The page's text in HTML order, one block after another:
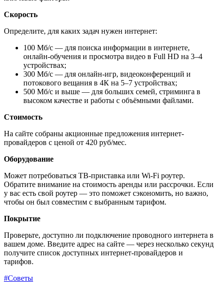
Скорость
Определите, для каких задач нужен интернет:
100 Мб/с — для поиска информации в интернете,
онлайн-обучения и просмотра видео в Full HD на 3–4
устройствах;
300 Мб/с — для онлайн-игр, видеоконференций и
потокового вещания в 4К на 5–7 устройствах;
500 Мб/с и выше — для больших семей, стриминга в
высоком качестве и работы с объёмными файлами.
Стоимость
На сайте собраны акционные предложения интернет-
провайдеров с ценой от 420 руб/мес.
Оборудование
Может потребоваться ТВ-приставка или Wi-Fi роутер.
Обратите внимание на стоимость аренды или рассрочки. Если
у вас есть свой роутер — это поможет сэкономить, но важно,
чтобы он был совместим с выбранным тарифом.
Покрытие
Проверьте, доступно ли подключение проводного интернета в
вашем доме. Введите адрес на сайте — через несколько секунд
получите список доступных интернет-провайдеров и
тарифов.
#Советы